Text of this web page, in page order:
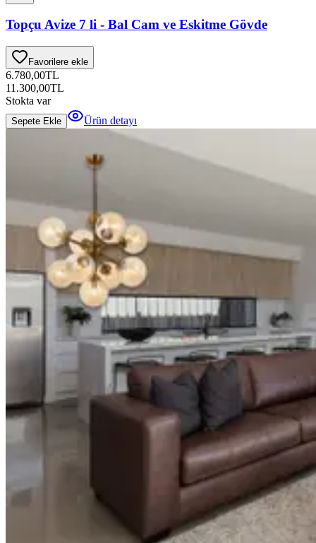
Topçu Avize 7 li - Bal Cam ve Eskitme Gövde
Favorilere ekle
6.780,00TL
11.300,00TL
Stokta var
Sepete Ekle Ürün detayı